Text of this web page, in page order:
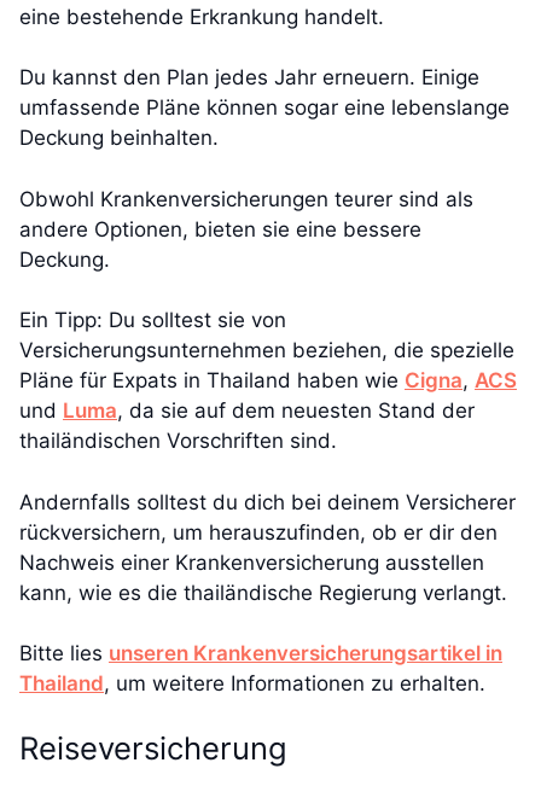
eine bestehende Erkrankung handelt.
Du kannst den Plan jedes Jahr erneuern. Einige
umfassende Pläne können sogar eine lebenslange
Deckung beinhalten.
Obwohl Krankenversicherungen teurer sind als
andere Optionen, bieten sie eine bessere
Deckung.
Ein Tipp: Du solltest sie von
Versicherungsunternehmen beziehen, die spezielle
Pläne für Expats in Thailand haben wie Cigna, ACS
und Luma, da sie auf dem neuesten Stand der
thailändischen Vorschriften sind.
Andernfalls solltest du dich bei deinem Versicherer
rückversichern, um herauszufinden, ob er dir den
Nachweis einer Krankenversicherung ausstellen
kann, wie es die thailändische Regierung verlangt.
Bitte lies unseren Krankenversicherungsartikel in
Thailand, um weitere Informationen zu erhalten.
Reiseversicherung